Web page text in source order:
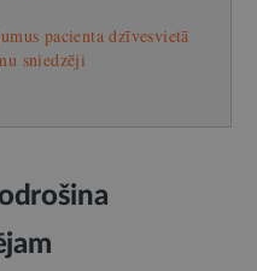
pacienta dzīvesvietā
sniedzēji